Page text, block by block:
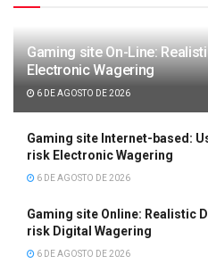
Gaming site On-Line:
Electronic Wagering
6 DE AGOSTO DE 2026
Gaming site Internet-based:
risk Electronic Wagering
6 DE AGOSTO DE 2026
Gaming site Online: Realistic
risk Digital Wagering
6 DE AGOSTO DE 2026